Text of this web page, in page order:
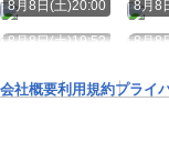
8月8日(土)20:00 8月8
8月8日(土)19:52 8月8
会社概要利用規約プライ